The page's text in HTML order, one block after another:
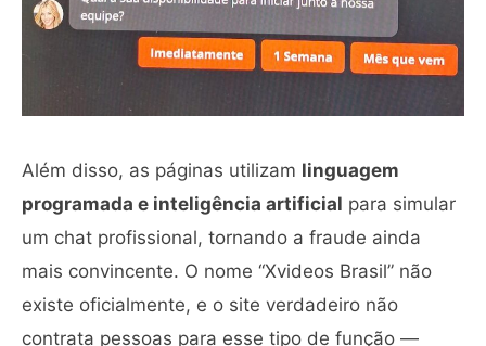
Além disso, as páginas utilizam linguagem
programada e inteligência artificial para simular
um chat profissional, tornando a fraude ainda
mais convincente. O nome “Xvideos Brasil” não
existe oficialmente, e o site verdadeiro não
contrata pessoas para esse tipo de função —